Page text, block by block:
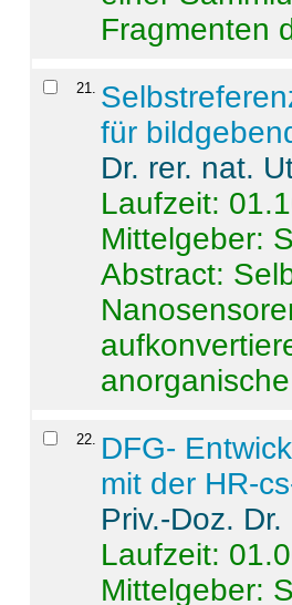
Fragmenten
21
für
Dr. rer. nat.
Laufzeit:
Mittelgeber:
Abstract:
22
DFG-
mit der HR-
Priv.-Doz.
Laufzeit:
Mittelgeber: